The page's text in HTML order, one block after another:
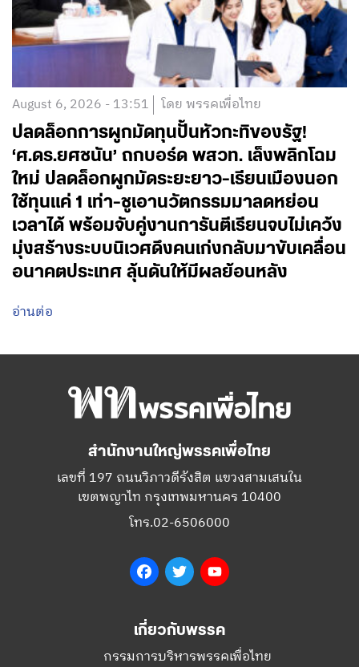
August 6, 2026 - 13:51 โดย พรรคเพื่อไทย
ปลดล็อกการผูกมัดทุนปั้นหัวกะทิของรัฐ!
‘ศ.ดร.ยศชนัน’ ถกบอร์ด พสวท. เล็งพลิกโฉม
ใหม่ ปลดล็อกผูกมัดระยะยาว-เรียนเมืองนอก
ใช้ทุนแค่ 1 เท่า-ชูเอานวัตกรรมมาลดหย่อน
เวลาได้ พร้อมจับคู่งานการันตีเรียนจบไม่เคว้ง
มุ่งสร้างระบบนิเวศดึงคนเก่งกลับมาขับเคลื่อน
อนาคตประเทศ ลุ้นดันให้มีผลย้อนหลัง
อ่านต่อ
สำนักงานใหญ่พรรคเพื่อไทย
เลขที่ 197 ถนนวิภาวดีรังสิต แขวงสามเสนใน
เขตพญาไท กรุงเทพมหานคร 10400
โทร.02-6506000
FacebookTwitter
เกี่ยวกับพรรค
กรรมการบริหารพรรคเพื่อไทย